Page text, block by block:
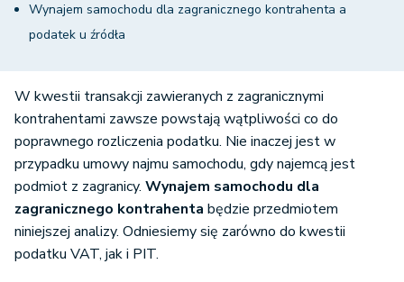
Wynajem samochodu dla zagranicznego kontrahenta a
podatek u źródła
W kwestii transakcji zawieranych z zagranicznymi
kontrahentami zawsze powstają wątpliwości co do
poprawnego rozliczenia podatku. Nie inaczej jest w
przypadku umowy najmu samochodu, gdy najemcą jest
podmiot z zagranicy. Wynajem samochodu dla
zagranicznego kontrahenta będzie przedmiotem
niniejszej analizy. Odniesiemy się zarówno do kwestii
podatku VAT, jak i PIT.